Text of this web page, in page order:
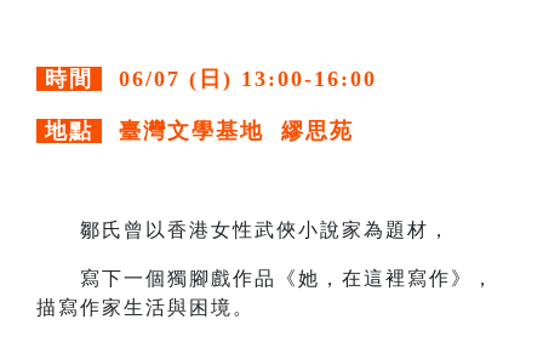
時間 06/07 (日) 13:00-16:00
地點 臺灣文學基地 繆思苑
鄒氏曾以香港女性武俠小說家為題材，
寫下一個獨腳戲作品《她，在這裡寫作》，
描寫作家生活與困境。